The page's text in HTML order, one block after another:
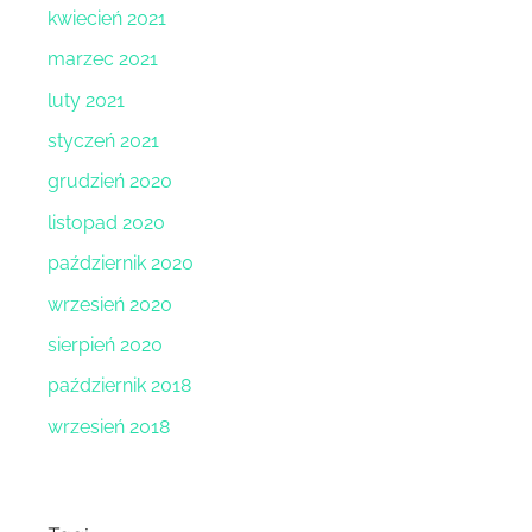
kwiecień 2021
marzec 2021
luty 2021
styczeń 2021
grudzień 2020
listopad 2020
październik 2020
wrzesień 2020
sierpień 2020
październik 2018
wrzesień 2018